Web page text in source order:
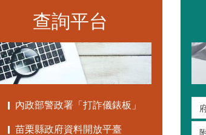
查詢平台
內政部警政署「打詐儀錶板」
苗栗縣政府資料開放平臺